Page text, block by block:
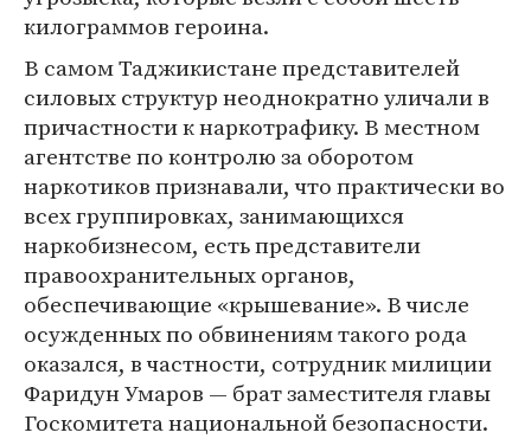
килограммов героина.
В самом Таджикистане представителей
силовых структур неоднократно уличали в
причастности к наркотрафику. В местном
агентстве по контролю за оборотом
наркотиков признавали, что практически во
всех группировках, занимающихся
наркобизнесом, есть представители
правоохранительных органов,
обеспечивающие «крышевание». В числе
осужденных по обвинениям такого рода
оказался, в частности, сотрудник милиции
Фаридун Умаров — брат заместителя главы
Госкомитета национальной безопасности.